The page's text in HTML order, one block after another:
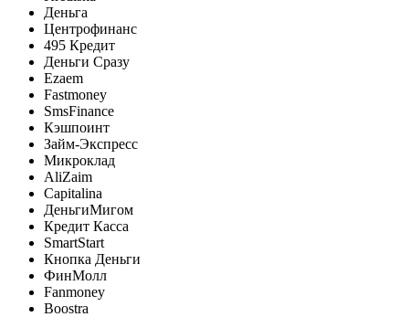
Деньга
Центрофинанс
495 Кредит
Деньги Сразу
Ezaem
Fastmoney
SmsFinance
Кэшпоинт
Займ-Экспресс
Микроклад
AliZaim
Capitalina
ДеньгиМигом
Кредит Касса
SmartStart
Кнопка Деньги
ФинМолл
Fanmoney
Boostra